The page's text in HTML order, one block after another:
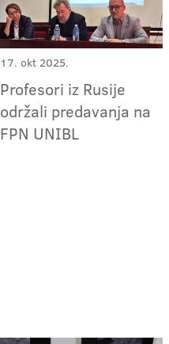
17. okt 2025.
Profesori iz Rusije
održali predavanja na
FPN UNIBL